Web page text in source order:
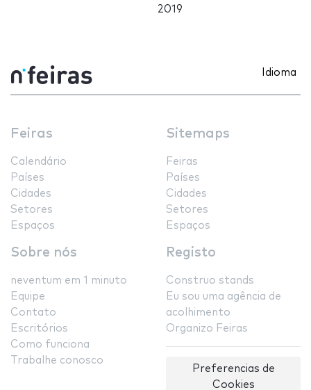
2019
Idioma
Feiras
Calendário
Países
Cidades
Setores
Espaços
Sitemaps
Feiras
Países
Cidades
Setores
Espaços
Sobre nós
neventum em 1 minuto
Equipe
Contato
Escritórios
Como funciona
Trabalhe conosco
Registo
Construo stands
Eu sou uma agência de
acolhimento
Organizo Feiras
Preferencias de
Cookies